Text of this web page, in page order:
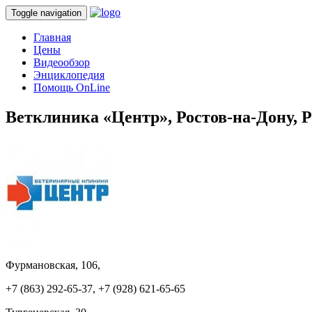
Toggle navigation
Главная
Цены
Видеообзор
Энциклопедия
Помощь OnLine
Ветклиника «Центр», Ростов-на-Дону,
Фурмановская, 106,
+7 (863) 292-65-37, +7 (928) 621-65-65